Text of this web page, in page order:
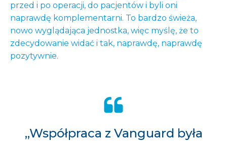
przed i po operacji, do pacjentów i byli oni
naprawdę komplementarni. To bardzo świeża,
nowo wyglądająca jednostka, więc myślę, że to
zdecydowanie widać i tak, naprawdę, naprawdę
pozytywnie.
„Współpraca z Vanguard była